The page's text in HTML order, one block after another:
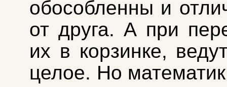
обособленны и
от друга. А при
их в корзинке,
целое. Но